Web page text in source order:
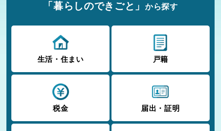
「暮らしのできごと」 から探す
生活・住まい 戸籍
税金 届出・証明